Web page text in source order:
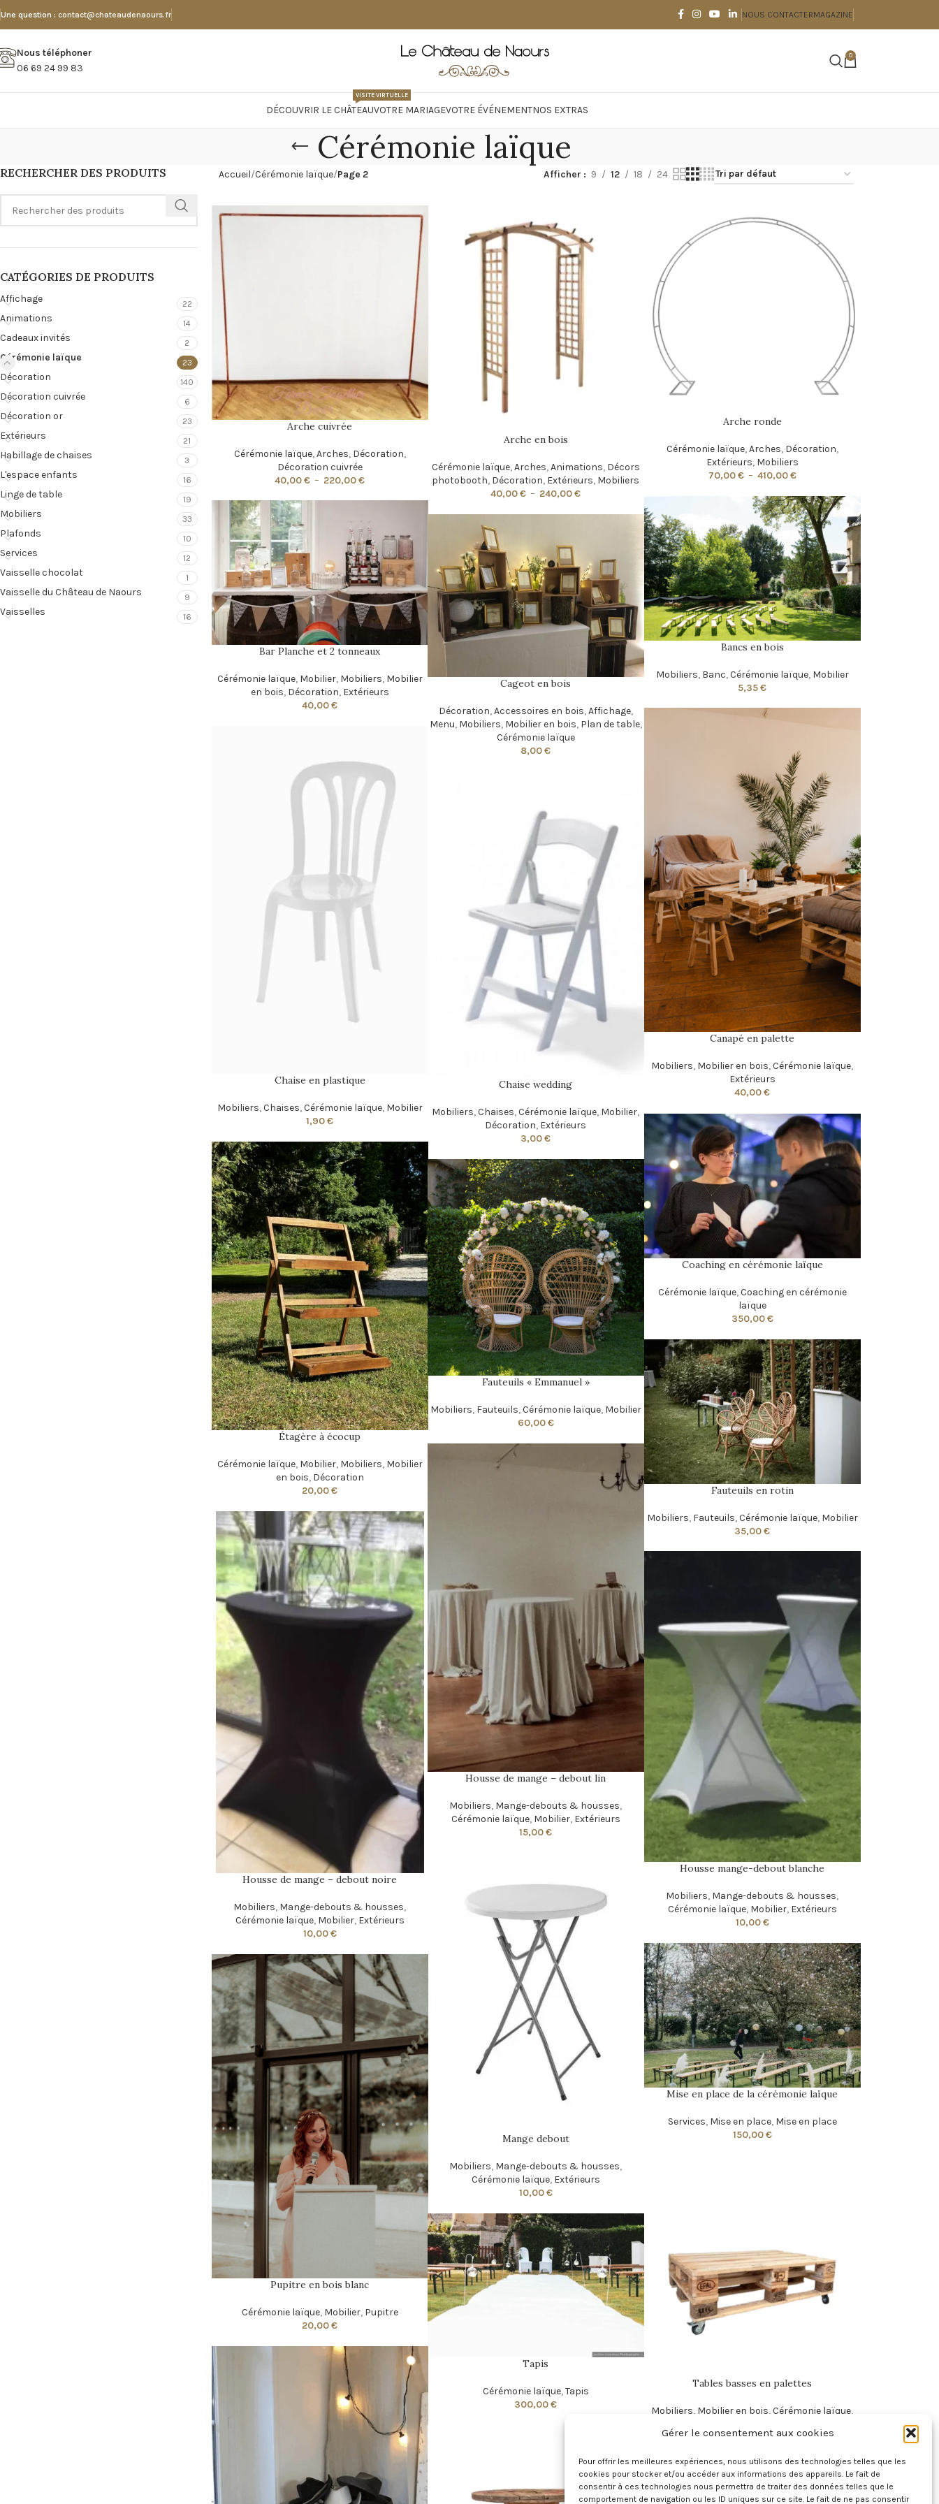
Gérer le consentement aux cookies
Pour offrir les meilleures expériences, nous utilisons des technologies telles que les
cookies pour stocker et/ou accéder aux informations des appareils. Le fait de
consentir à ces technologies nous permettra de traiter des données telles que le
comportement de navigation ou les ID uniques sur ce site. Le fait de ne pas consentir
Une question : contact@chateaudenaours.fr NOUS CONTACTERMAGAZINE
Nous téléphoner
06 69 24 99 83
0
DÉCOUVRIR LE CHÂTEAU
VISITE VIRTUELLE
VOTRE MARIAGEVOTRE ÉVÉNEMENTNOS EXTRAS
Cérémonie laïque
RECHERCHER DES PRODUITS
CATÉGORIES DE PRODUITS
Affichage 22
Animations 14
Cadeaux invités 2
Cérémonie laïque 23
Décoration 140
Décoration cuivrée 6
Décoration or 23
Extérieurs 21
Habillage de chaises 3
L'espace enfants 16
Linge de table 19
Mobiliers 33
Plafonds 10
Services 12
Vaisselle chocolat 1
Vaisselle du Château de Naours 9
Vaisselles 16
Accueil Cérémonie laïque Page 2 Afficher 9 12 18 24
Arche cuivrée
Cérémonie laïque,Arches, Décoration,
Décoration cuivrée
40,00€ – 220,00€
Arche en bois
Cérémonie laïque,Arches,Animations, Décors
photobooth, Décoration, Extérieurs, Mobiliers
40,00€ – 240,00€
Arche ronde
Cérémonie laïque,Arches, Décoration,
Extérieurs, Mobiliers
70,00€ – 410,00€
Bancs en bois
Mobiliers, Banc,Cérémonie laïque, Mobilier
5,35€
Bar Planche et 2 tonneaux
Cérémonie laïque, Mobilier, Mobiliers, Mobilier
en bois, Décoration, Extérieurs
40,00€
Cageot en bois
Décoration,Accessoires en bois,Affichage,
Menu, Mobiliers, Mobilier en bois, Plan de table,
Cérémonie laïque
8,00€
Canapé en palette
Mobiliers, Mobilier en bois,Cérémonie laïque,
Extérieurs
40,00€
Chaise en plastique
Mobiliers,Chaises,Cérémonie laïque, Mobilier
1,90€
Chaise wedding
Mobiliers,Chaises,Cérémonie laïque, Mobilier,
Décoration, Extérieurs
3,00€
Coaching en cérémonie laïque
Cérémonie laïque,Coaching en cérémonie
laïque
350,00€
Étagère à écocup
Cérémonie laïque, Mobilier, Mobiliers, Mobilier
en bois, Décoration
20,00€
Fauteuils « Emmanuel »
Mobiliers, Fauteuils,Cérémonie laïque, Mobilier
60,00€
Fauteuils en rotin
Mobiliers, Fauteuils,Cérémonie laïque, Mobilier
35,00€
Housse de mange – debout lin
Mobiliers, Mange-debouts & housses,
Cérémonie laïque, Mobilier, Extérieurs
15,00€
Housse de mange – debout noire
Mobiliers, Mange-debouts & housses,
Cérémonie laïque, Mobilier, Extérieurs
10,00€
Housse mange-debout blanche
Mobiliers, Mange-debouts & housses,
Cérémonie laïque, Mobilier, Extérieurs
10,00€
Mange debout
Mobiliers, Mange-debouts & housses,
Cérémonie laïque, Extérieurs
10,00€
Mise en place de la cérémonie laïque
Services, Mise en place, Mise en place
150,00€
Pupitre en bois blanc
Cérémonie laïque, Mobilier, Pupitre
20,00€
Tables basses en palettes
Mobiliers, Mobilier en bois,Cérémonie laïque,
25,00€
Tapis
Cérémonie laïque,Tapis
300,00€